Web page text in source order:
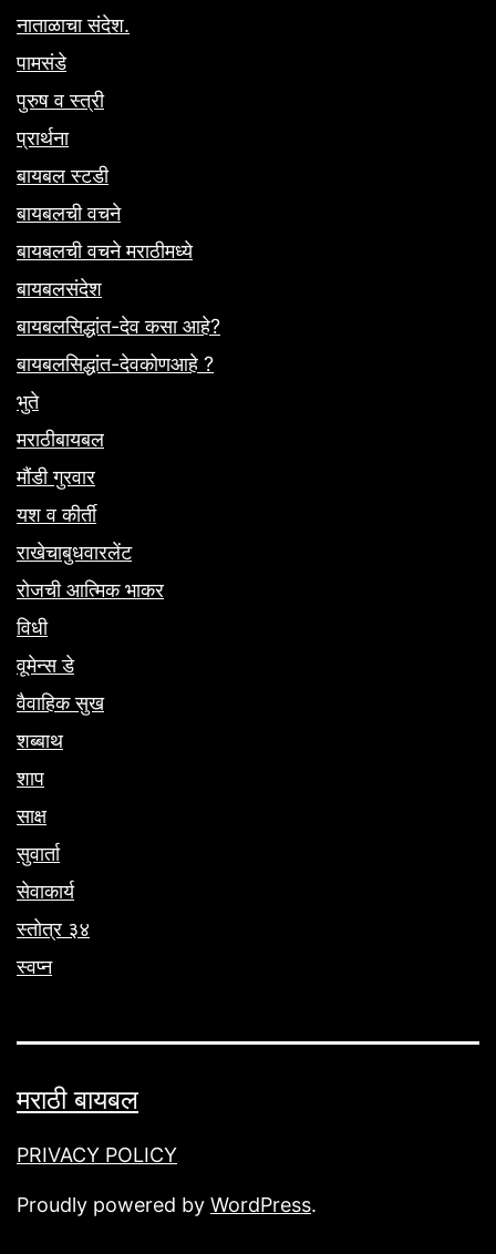
नाताळाचा संदेश.
पामसंडे
पुरुष व स्त्री
प्रार्थना
बायबल स्टडी
बायबलची वचने
बायबलची वचने मराठीमध्ये
बायबलसंदेश
बायबलसिद्धांत-देव कसा आहे?
बायबलसिद्धांत-देवकोणआहे ?
भुते
मराठीबायबल
मौंडी गुरवार
यश व कीर्ती
राखेचाबुधवारलेंट
रोजची आत्मिक भाकर
विधी
वूमेन्स डे
वैवाहिक सुख
शब्बाथ
शाप
साक्ष
सुवार्ता
सेवाकार्य
स्तोत्र ३४
स्वप्न
मराठी बायबल
PRIVACY POLICY
Proudly powered by WordPress.